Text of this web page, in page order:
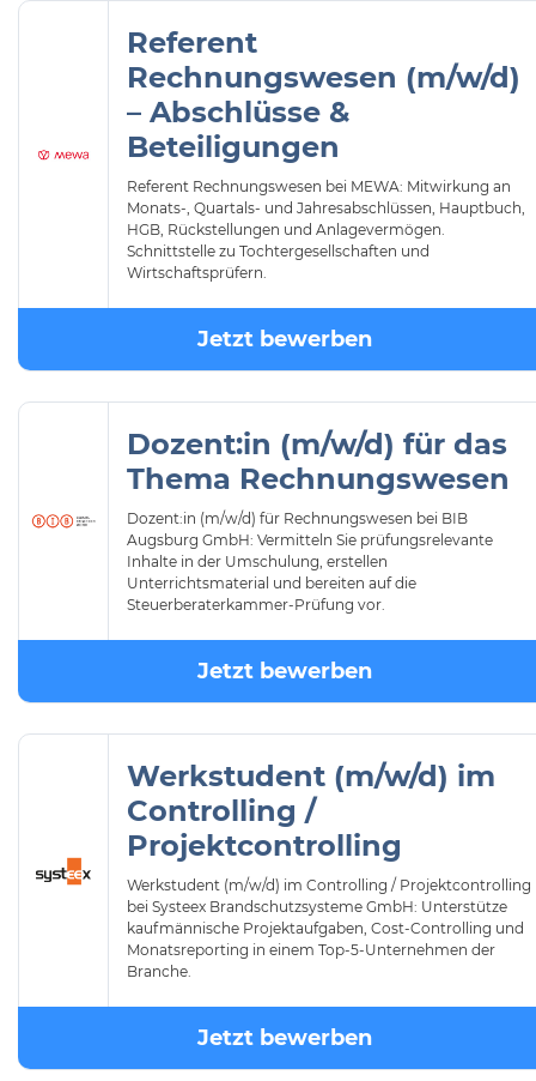
Referent
Rechnungswesen (m/w/d)
– Abschlüsse &
Beteiligungen
Referent Rechnungswesen bei MEWA: Mitwirkung an
Monats-, Quartals- und Jahresabschlüssen, Hauptbuch,
HGB, Rückstellungen und Anlagevermögen.
Schnittstelle zu Tochtergesellschaften und
Wirtschaftsprüfern.
Jetzt bewerben
Dozent:in (m/w/d) für das
Thema Rechnungswesen
Dozent:in (m/w/d) für Rechnungswesen bei BIB
Augsburg GmbH: Vermitteln Sie prüfungsrelevante
Inhalte in der Umschulung, erstellen
Unterrichtsmaterial und bereiten auf die
Steuerberaterkammer-Prüfung vor.
Jetzt bewerben
Werkstudent (m/w/d) im
Controlling /
Projektcontrolling
Werkstudent (m/w/d) im Controlling / Projektcontrolling
bei Systeex Brandschutzsysteme GmbH: Unterstütze
kaufmännische Projektaufgaben, Cost-Controlling und
Monatsreporting in einem Top-5-Unternehmen der
Branche.
Jetzt bewerben